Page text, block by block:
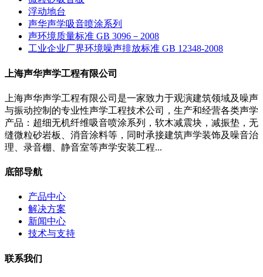
浮动地台
声华声学吸音喷涂系列
声环境质量标准 GB 3096－2008
工业企业厂界环境噪声排放标准 GB 12348-2008
上海声华声学工程有限公司
上海声华声学工程有限公司是一家致力于观演建筑领域及噪声
与振动控制的专业性声学工程技术公司，生产和经营各类声学
产品：超细无机纤维吸音喷涂系列，软木减震块，减振垫，无
缝微粒砂岩板、消音涂料等，同时承接建筑声学装饰及噪音治
理、录音棚、静音室等声学安装工程...
底部导航
产品中心
解决方案
新闻中心
技术与支持
联系我们